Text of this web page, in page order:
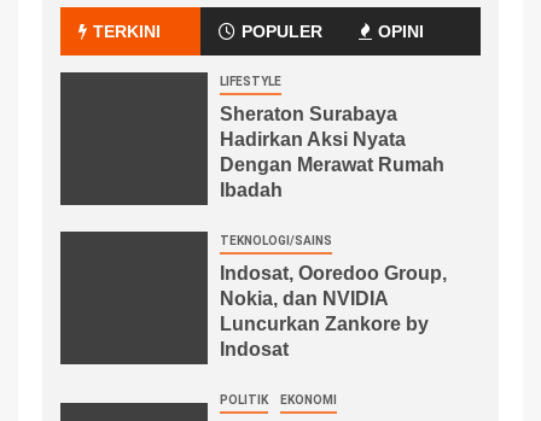
TERKINI POPULER OPINI
LIFESTYLE
Sheraton Surabaya
Hadirkan Aksi Nyata
Dengan Merawat Rumah
Ibadah
TEKNOLOGI/SAINS
Indosat, Ooredoo Group,
Nokia, dan NVIDIA
Luncurkan Zankore by
Indosat
POLITIK EKONOMI